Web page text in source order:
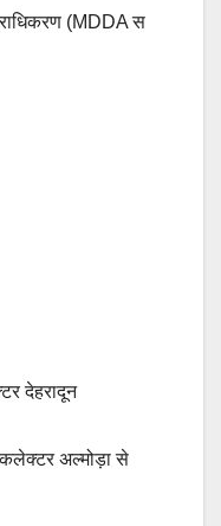
(MDDA स
देहरादून
अल्मोड़ा से